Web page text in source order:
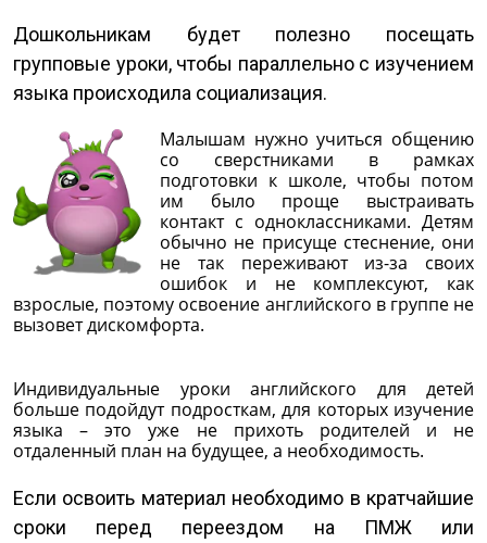
Дошкольникам будет полезно посещать
групповые уроки, чтобы параллельно с изучением
языка происходила социализация.
Малышам нужно учиться общению
со сверстниками в рамках
подготовки к школе, чтобы потом
им было проще выстраивать
контакт с одноклассниками. Детям
обычно не присуще стеснение, они
не так переживают из-за своих
ошибок и не комплексуют, как
взрослые, поэтому освоение английского в группе не
вызовет дискомфорта.
Индивидуальные уроки английского для детей
больше подойдут подросткам, для которых изучение
языка – это уже не прихоть родителей и не
отдаленный план на будущее, а необходимость.
Если освоить материал необходимо в кратчайшие
сроки перед переездом на ПМЖ или